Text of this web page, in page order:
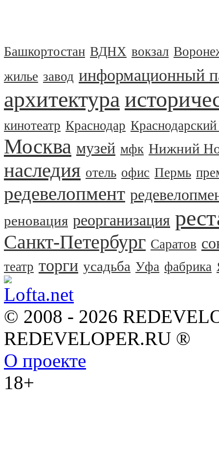
Башкортостан ВДНХ вокзал
жилье завод информационный
архитектура
кинотеатр Краснодар
Москва музей мфк Нижний
наследия отель офис Пермь
редевелопмент
реновация реорганизация
Санкт-Петербург Саратов
театр торги усадьба Уфа фабрика
© 2008 - 2026
REDEVELOPER.RU ®
О проекте
18+